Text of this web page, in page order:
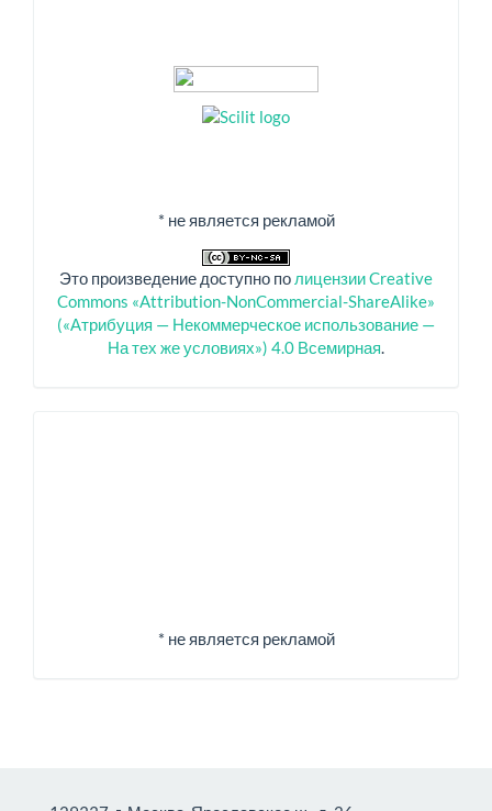
* не является рекламой
Это произведение доступно по лицензии Creative
Commons «Attribution-NonCommercial-ShareAlike»
(«Атрибуция — Некоммерческое использование —
На тех же условиях») 4.0 Всемирная.
* не является рекламой